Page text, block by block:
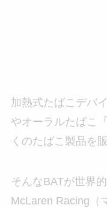
加熱式たばこデバ
やオーラルたばこ
くのたばこ製品を
そんなBATが世界
McLaren Racing（